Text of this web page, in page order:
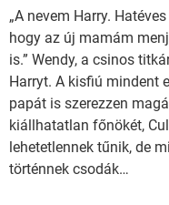
„A nevem Harry.
hogy az új mamám
is.” Wendy, a csinos
Harryt. A kisfiú mindent
papát is szerezzen
kiállhatatlan főnökét,
lehetetlennek tűnik, de
történnek csodák…